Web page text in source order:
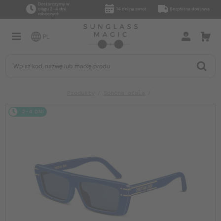
Dostarczymy w
ciągu 2–4 dni
roboczych
14 dni na zwrot Bezpłatna dostawa
PL
2-4 DNI